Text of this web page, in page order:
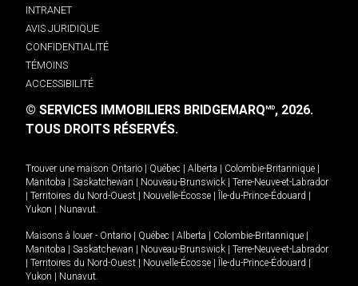
INTRANET
AVIS JURIDIQUE
CONFIDENTIALITÉ
TÉMOINS
ACCESSIBILITÉ
© SERVICES IMMOBILIERS BRIDGEMARQMD, 2026.
TOUS DROITS RÉSERVÉS.
Trouver une maison Ontario Québec Alberta Colombie-Britannique
Manitoba
Saskatchewan Nouveau-Brunswick
Terre-Neuve-et-Labrador
Territoires du Nord-Ouest Nouvelle-Écosse Île-du-Prince-Édouard
Yukon
Nunavut.
Maisons à louer - Ontario Québec Alberta Colombie-Britannique
Manitoba
Saskatchewan Nouveau-Brunswick
Terre-Neuve-et-Labrador
Territoires du Nord-Ouest Nouvelle-Écosse Île-du-Prince-Édouard
Yukon
Nunavut.